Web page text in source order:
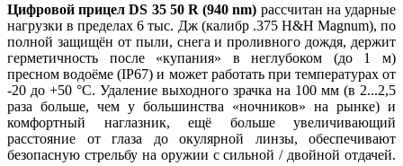
Цифровой прицел DS 35 50 R (940 nm) рассчитан на ударные
нагрузки в пределах 6 тыс. Дж (калибр .375 H&H Magnum), по
полной защищён от пыли, снега и проливного дождя, держит
герметичность после «купания» в неглубоком (до 1 м)
пресном водоёме (IP67) и может работать при температурах от
-20 до +50 °C. Удаление выходного зрачка на 100 мм (в 2...2,5
раза больше, чем у большинства «ночников» на рынке) и
комфортный наглазник, ещё больше увеличивающий
расстояние от глаза до окулярной линзы, обеспечивают
безопасную стрельбу на оружии с сильной / двойной отдачей.